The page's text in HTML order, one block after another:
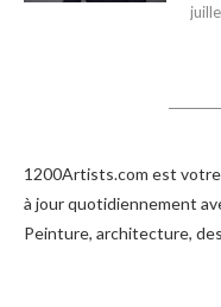
1200Artists.com est votre
à jour quotidiennement
Peinture, architecture,